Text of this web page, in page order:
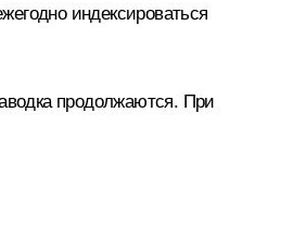
индексироваться
продолжаются. При